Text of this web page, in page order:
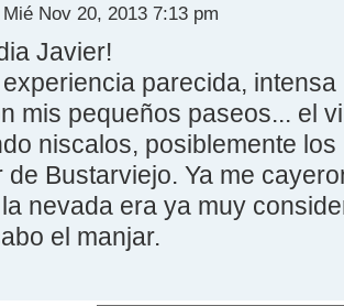
Nov 20, 2013 7:13 pm
Javier!
parecida,
mis pequeños paseos... el
niscalos, posiblemente
de Bustarviejo. Ya me
nevada era ya muy
el manjar.